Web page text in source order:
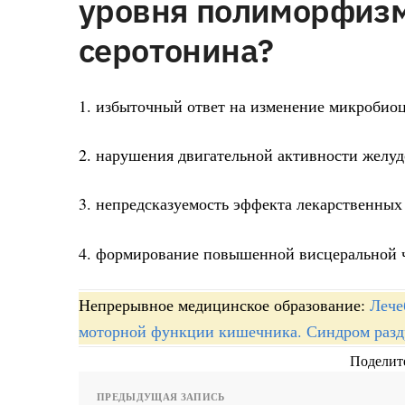
уровня
серотонина?
1. избыточный ответ на изменение
2. нарушения двигательной активности
3. непредсказуемость эффекта
4. формирование повышенной висцеральной
Непрерывное медицинское образование:
моторной функции кишечника. Синдром
ПРЕДЫДУЩАЯ ЗАПИСЬ